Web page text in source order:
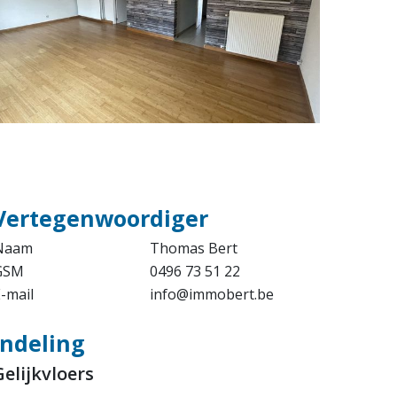
Thomas Bert
0496 73 51 22
mail
info@immobert.be